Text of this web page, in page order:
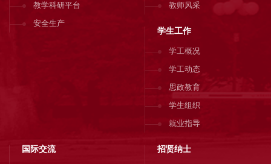
教学科研平台
安全生产
教师风采
学生工作
学工概况
学工动态
思政教育
学生组织
就业指导
国际交流 招贤纳士